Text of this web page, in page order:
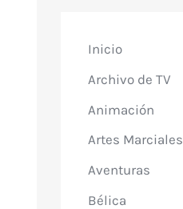
Inicio
Archivo de TV
Animación
Artes Marciales
Aventuras
Bélica